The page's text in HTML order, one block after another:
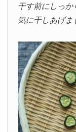
干す前にしっ
気に干しあげ